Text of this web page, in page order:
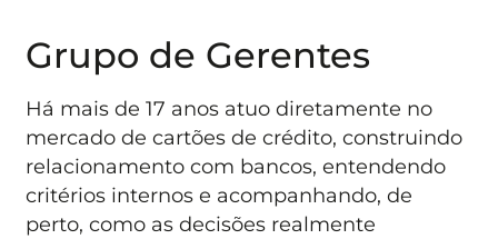
Grupo de Gerentes
Há mais de 17 anos atuo diretamente no
mercado de cartões de crédito, construindo
relacionamento com bancos, entendendo
critérios internos e acompanhando, de
perto, como as decisões realmente